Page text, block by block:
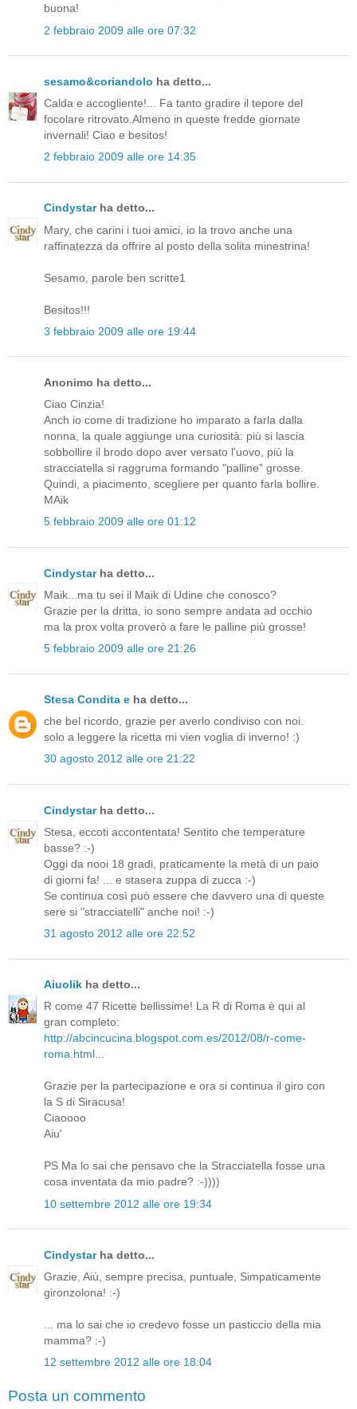
buona!
2 febbraio 2009 alle ore 07:32
sesamo&coriandolo ha detto...
Calda e accogliente!... Fa tanto gradire il tepore del
focolare ritrovato.Almeno in queste fredde giornate
invernali! Ciao e besitos!
2 febbraio 2009 alle ore 14:35
Cindystarha detto...
Mary, che carini i tuoi amici, io la trovo anche una
raffinatezza da offrire al posto della solita minestrina!
Sesamo, parole ben scritte1
Besitos!!!
3 febbraio 2009 alle ore 19:44
Anonimo ha detto...
Ciao Cinzia!
Anch io come di tradizione ho imparato a farla dalla
nonna, la quale aggiunge una curiosità: più si lascia
sobbollire il brodo dopo aver versato l'uovo, più la
stracciatella si raggruma formando "palline" grosse.
Quindi, a piacimento, scegliere per quanto farla bollire.
MAik
5 febbraio 2009 alle ore 01:12
Cindystarha detto...
Maik...ma tu sei il Maik di Udine che conosco?
Grazie per la dritta, io sono sempre andata ad occhio
ma la prox volta proverò a fare le palline più grosse!
5 febbraio 2009 alle ore 21:26
Stesa Condita e ha detto...
che bel ricordo, grazie per averlo condiviso con noi.
solo a leggere la ricetta mi vien voglia di inverno! :)
30 agosto 2012 alle ore 21:22
Cindystarha detto...
Stesa, eccoti accontentata! Sentito che temperature
basse? :-)
Oggi da nooi 18 gradi, praticamente la metà di un paio
di giorni fa! ... e stasera zuppa di zucca :-)
Se continua così può essere che davvero una di queste
sere si "stracciatelli" anche noi! :-)
31 agosto 2012 alle ore 22:52
Aiuolik ha detto...
R come 47 Ricette bellissime! La R di Roma è qui al
gran completo:
http://abcincucina.blogspot.com.es/2012/08/r-come-
roma.html...
Grazie per la partecipazione e ora si continua il giro con
la S di Siracusa!
Ciaoooo
Aiu'
PS Ma lo sai che pensavo che la Stracciatella fosse una
cosa inventata da mio padre? :-))))
10 settembre 2012 alle ore 19:34
Cindystarha detto...
Grazie, Aiù, sempre precisa, puntuale, Simpaticamente
gironzolona! :-)
... ma lo sai che io credevo fosse un pasticcio della mia
mamma? :-)
12 settembre 2012 alle ore 18:04
Posta un commento